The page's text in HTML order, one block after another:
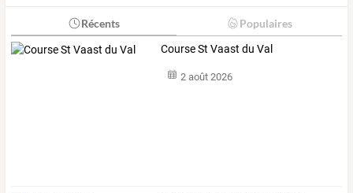
Récents Populaires
Course St Vaast du Val
2 août 2026